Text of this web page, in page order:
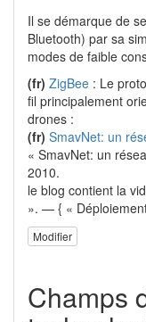
Il se démarque de
Bluetooth) par sa
modes de faible
(fr) ZigBee : Le
fil principalement
drones :
(fr) SmavNet: un
« SmavNet: un
2010.
le blog contient la
». — { «
Modifier
Champs